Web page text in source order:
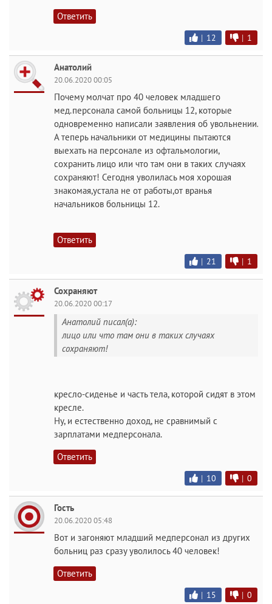
Ответить
| 12 | 1
Анатолий
20.06.2020 00:05
Почему молчат про 40 человек младшего
мед.персонала самой больницы 12, которые
одновременно написали заявления об увольнении.
А теперь начальники от медицины пытаются
выехать на персонале из офтальмологии,
сохранить лицо или что там они в таких случаях
сохраняют! Сегодня уволилась моя хорошая
знакомая,устала не от работы,от вранья
начальников больницы 12.
Ответить
| 21 | 1
Сохраняют
20.06.2020 00:17
Анатолий писал(а):
лицо или что там они в таких случаях
сохраняют!
кресло-сиденье и часть тела, которой сидят в этом
кресле.
Ну, и естественно доход, не сравнимый с
зарплатами медперсонала.
Ответить
| 10 | 0
Гость
20.06.2020 05:48
Вот и загоняют младший медперсонал из других
больниц раз сразу уволилось 40 человек!
Ответить
| 15 | 0